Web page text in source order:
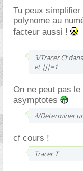
Tu peux
polynome au
facteur aussi !
3/Tracer Cf
et |j|=1
On ne peut pas
asymptotes
4/Determiner
cf cours !
Tracer T